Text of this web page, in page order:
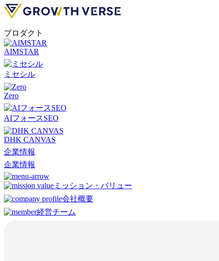
プロダクト
AIMSTAR
ミセシル
Zero
AIフォースSEO
DHK CANVAS
企業情報
企業情報
ミッション・バリュー
会社概要
経営チーム